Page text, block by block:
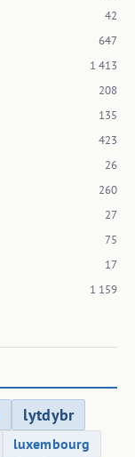
42
647
1 413
208
135
423
26
260
27
75
17
1 159
lytdybr
luxembourg